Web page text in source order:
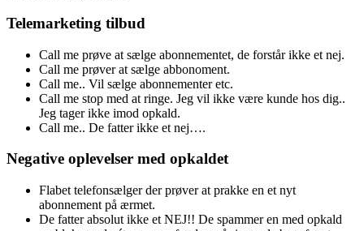
Telemarketing tilbud
Call me prøve at sælge abonnementet, de forstår ikke et nej.
Call me prøver at sælge abbonoment.
Call me.. Vil sælge abonnementer etc.
Call me stop med at ringe. Jeg vil ikke være kunde hos dig..
Jeg tager ikke imod opkald.
Call me.. De fatter ikke et nej….
Negative oplevelser med opkaldet
Flabet telefonsælger der prøver at prakke en et nyt
abonnement på ærmet.
De fatter absolut ikke et NEJ!! De spammer en med opkald